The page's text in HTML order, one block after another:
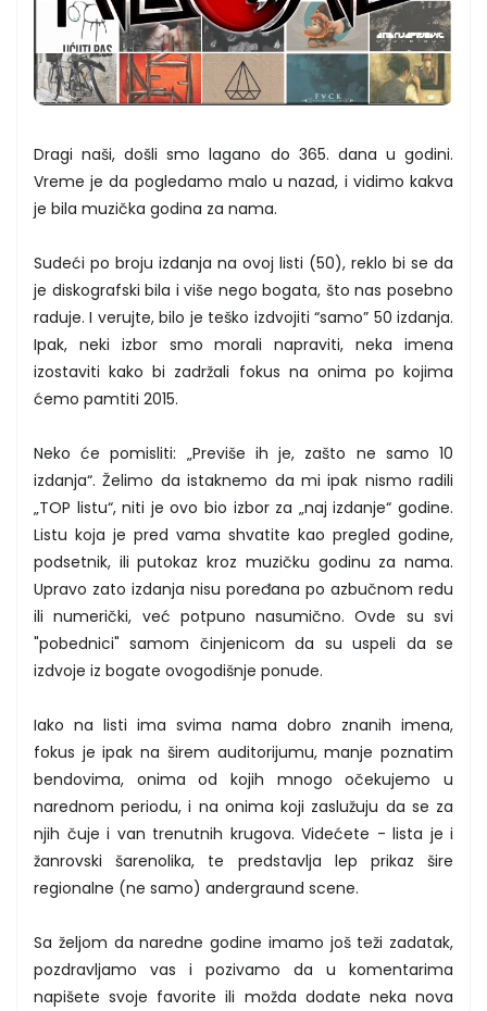
Dragi naši, došli smo lagano do 365. dana u godini.
Vreme je da pogledamo malo u nazad, i vidimo kakva
je bila muzička godina za nama.
Sudeći po broju izdanja na ovoj listi (50), reklo bi se da
je diskografski bila i više nego bogata, što nas posebno
raduje. I verujte, bilo je teško izdvojiti “samo” 50 izdanja.
Ipak, neki izbor smo morali napraviti, neka imena
izostaviti kako bi zadržali fokus na onima po kojima
ćemo pamtiti 2015.
Neko će pomisliti: „Previše ih je, zašto ne samo 10
izdanja“. Želimo da istaknemo da mi ipak nismo radili
„TOP listu“, niti je ovo bio izbor za „naj izdanje“ godine.
Listu koja je pred vama shvatite kao pregled godine,
podsetnik, ili putokaz kroz muzičku godinu za nama.
Upravo zato izdanja nisu poređana po azbučnom redu
ili numerički, već potpuno nasumično. Ovde su svi
"pobednici" samom činjenicom da su uspeli da se
izdvoje iz bogate ovogodišnje ponude.
Iako na listi ima svima nama dobro znanih imena,
fokus je ipak na širem auditorijumu, manje poznatim
bendovima, onima od kojih mnogo očekujemo u
narednom periodu, i na onima koji zaslužuju da se za
njih čuje i van trenutnih krugova. Videćete - lista je i
žanrovski šarenolika, te predstavlja lep prikaz šire
regionalne (ne samo) andergraund scene.
Sa željom da naredne godine imamo još teži zadatak,
pozdravljamo vas i pozivamo da u komentarima
napišete svoje favorite ili možda dodate neka nova